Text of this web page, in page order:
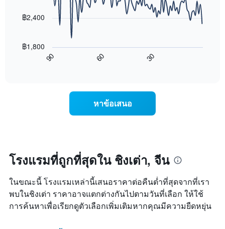
แผนภูมิ
พบใน
3
ที่
ผ่าน
มา
ผ่าน
แกน
หมวด
หมู่
โรงแรม
ตาม
ไป
วัน
เข้า
พัก
แผนภูมิ
มี
90 60 30
฿1,800
฿2,400
หาข้อเสนอ
โรงแรมที่ถูกที่สุดใน ชิงเต่า, จีน
ในขณะนี้ โรงแรมเหล่านี้เสนอราคาต่อคืนต่ำที่สุดจากที่เรา
พบในชิงเต่า ราคาอาจแตกต่างกันไปตามวันที่เลือก ให้ใช้
การค้นหาเพื่อเรียกดูตัวเลือกเพิ่มเติมหากคุณมีความยืดหยุ่น